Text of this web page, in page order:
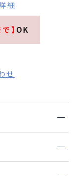
細
】 OK
せ